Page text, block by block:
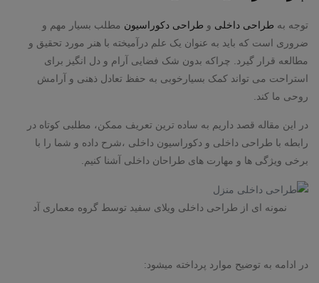
توجه به طراحی داخلی و طراحی دکوراسیون مطلب بسیار مهم و
ضروری است که باید به عنوان یک علم درآمیخته با هنر مورد تحقیق و
مطالعه قرار گیرد. چراکه بدون شک فضایی آرام و دل انگیز برای
استراحت می تواند کمک بسیارخوبی به حفظ تعادل ذهنی و آرامش
روحی ما کند.
در این مقاله قصد داریم به ساده ترین تعریف ممکن، مطلبی کوتاه در
رابطه با طراحی داخلی و دکوراسیون داخلی ،شرح داده و شما را با
برخی ویژگی ها و مهارت های طراحان داخلی آشنا کنیم.
نمونه ای از طراحی داخلی ویلای سفید توسط گروه معماری آد
در ادامه به توضیح موارد پرداخته میشود: